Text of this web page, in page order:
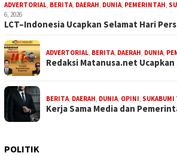
ADVERTORIAL, BERITA, DAERAH, DUNIA, PEMERINTAH,
6, 2026
LCT–Indonesia Ucapkan Selamat Hari
ADVERTORIAL, BERITA, DAERAH, DUNIA,
Redaksi Matanusa.net
BERITA, DAERAH, DUNIA, OPINI,
Kerja Sama Media dan
POLITIK